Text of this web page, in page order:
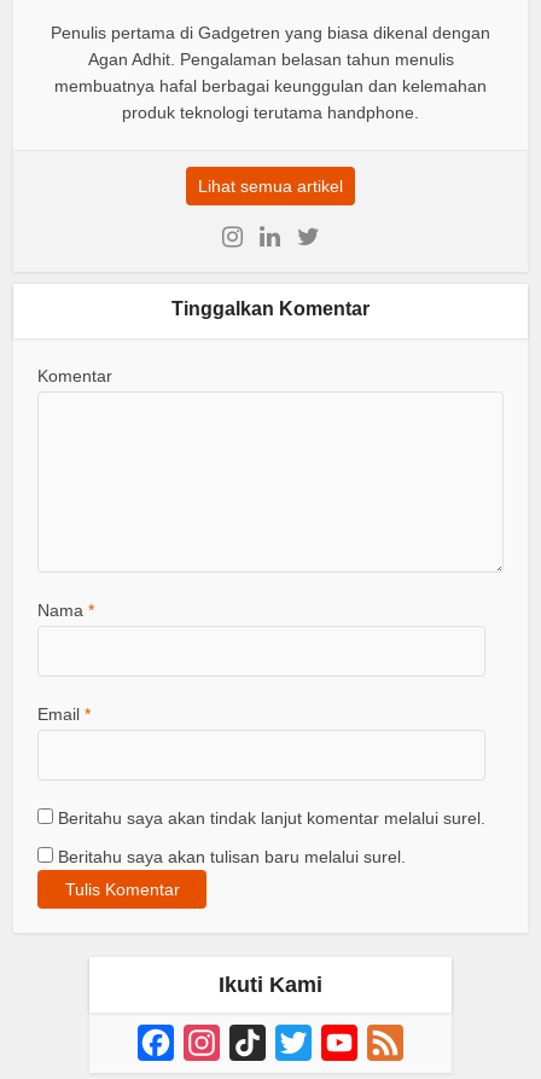
Penulis pertama di Gadgetren yang biasa dikenal dengan
Agan Adhit. Pengalaman belasan tahun menulis
membuatnya hafal berbagai keunggulan dan kelemahan
produk teknologi terutama handphone.
Lihat semua artikel
Tinggalkan Komentar
Komentar
Nama*
Email*
Beritahu saya akan tindak lanjut komentar melalui surel.
Beritahu saya akan tulisan baru melalui surel.
Ikuti Kami
FacebookInstagram
TikTok Twitter YouTube